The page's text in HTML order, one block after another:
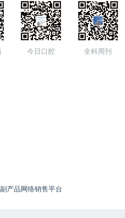
今日口腔 全科周刊
产品网络销售平台